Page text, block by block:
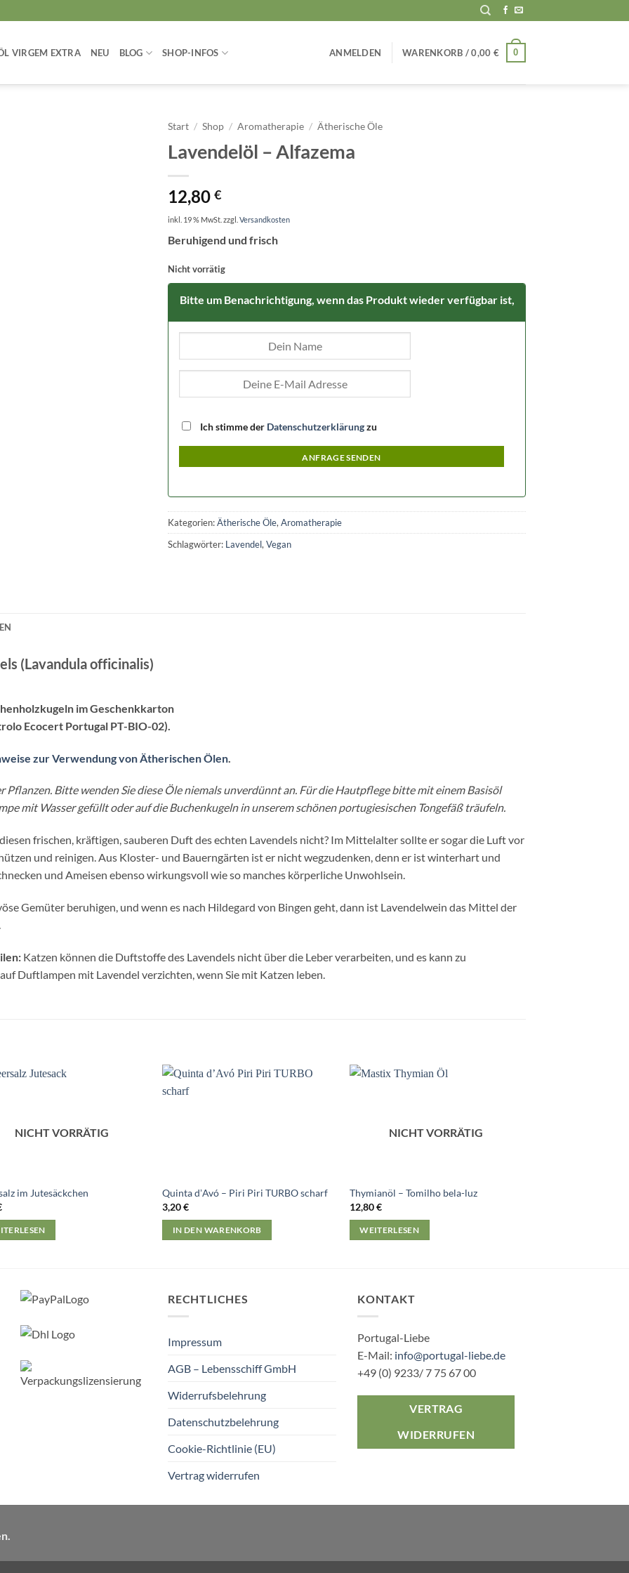
VIRGEM EXTRA NEU BLOG SHOP-INFOS ANMELDEN WARENKORB /0,00 € 0
Start / Shop / Aromatherapie / Ätherische Öle
Lavendelöl – Alfazema
12,80 €
inkl. 19 % MwSt. zzgl. Versandkosten
Beruhigend und frisch
Nicht vorrätig
Bitte um Benachrichtigung, wenn das Produkt wieder verfügbar ist,
Ich stimme der Datenschutzerklärungzu
ANFRAGE SENDEN
Kategorien:Ätherische Öle, Aromatherapie
Schlagwörter: Lavendel, Vegan
(Lavandula officinalis)
im Geschenkkarton
Ecocert Portugal PT-BIO-02).
zur Verwendung von Ätherischen Ölen
Pflanzen. Bitte wenden Sie diese Öle niemals unverdünnt an. Für die Hautpflege bitte mit einem Basisöl
mit Wasser gefüllt oder auf die Buchenkugeln in unserem schönen portugiesischen Tongefäß träufeln.
frischen, kräftigen, sauberen Duft des echten Lavendels nicht? Im Mittelalter sollte er sogar die Luft vor
und reinigen. Aus Kloster- und Bauerngärten ist er nicht wegzudenken, denn er ist winterhart und
und Ameisen ebenso wirkungsvoll wie so manches körperliche Unwohlsein.
Gemüter beruhigen, und wenn es nach Hildegard von Bingen geht, dann ist Lavendelwein das Mittel der
Katzen können die Duftstoffe des Lavendels nicht über die Leber verarbeiten, und es kann zu
Duftlampen mit Lavendel verzichten, wenn Sie mit Katzen leben.
NICHT VORRÄTIG
im Jutesäckchen
Quinta dʼAvó – Piri Piri TURBO scharf
3,20€
IN DEN WARENKORB
NICHT VORRÄTIG
Thymianöl – Tomilho bela-luz
12,80€
WEITERLESEN
RECHTLICHES
Impressum
AGB – Lebensschiff GmbH
Widerrufsbelehrung
Datenschutzbelehrung
Cookie-Richtlinie (EU)
Vertrag widerrufen
KONTAKT
Portugal-Liebe
E-Mail: info@portugal-liebe.de
+49 (0) 9233/ 7 75 67 00
VERTRAG
WIDERRUFEN